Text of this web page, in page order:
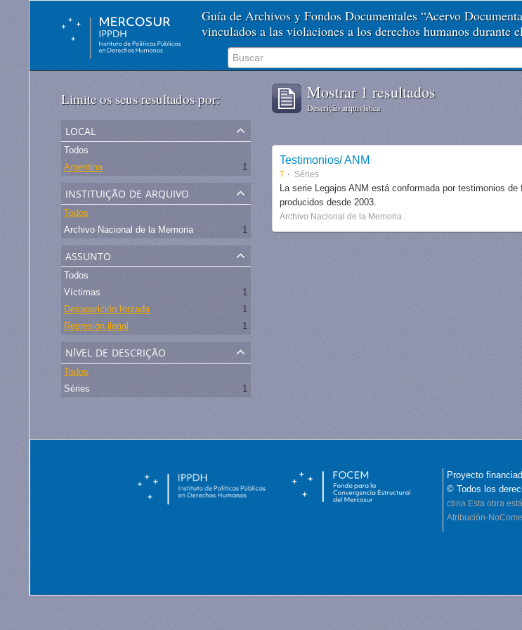
Guía de Archivos y Fondos Documentales “Acervo
vinculados a las violaciones a los derechos humanos durante
Limite os seus resultados por:
local
Todos
Argentina
1
instituição de arquivo
Todos
Archivo Nacional de la Memoria
1
assunto
Todos
Víctimas
1
Desaparición forzada
1
Represión ilegal
1
nível de descrição
Todos
Séries
1
Mostrar 1 resultados
Descrição arquivística
Testimonios/ ANM
T Séries
La serie Legajos ANM está conformada por testimonios
producidos desde 2003.
Archivo Nacional de la Memoria
Proyecto
© Todos los
cbna Esta obra
Atribución-